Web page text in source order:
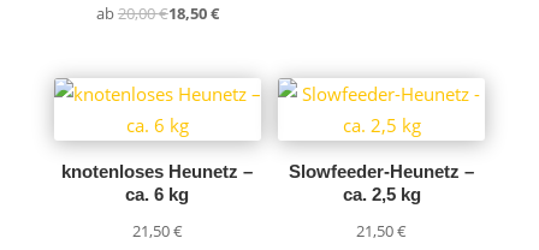
ab20,00€18,50€
knotenloses Heunetz –
ca. 6 kg
21,50€
Slowfeeder-Heunetz –
ca. 2,5 kg
21,50€